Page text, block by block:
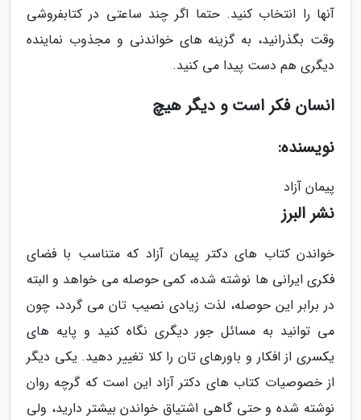
آنها را انتخاب کنید. حتما اگر چند ساعتی در کتابفروشی
وقت بگذرانید، به گزینه های خواندنی و مجذوب نماینده
دیگری هم دست پیدا می کنید.
انسان فکر است و دیگر هیچ
نویسنده:
پیمان آزاد
نشر البرز
خواندن کتاب های دکتر پیمان آزاد که متناسب با فضای
فکری ایرانی ها نوشته شده، کمی حوصله می خواهد و البته
در برابر این حوصله، لذت زیادی نصیب تان می گردد، چون
می توانید به مسائل جور دیگری نگاه کنید و پایه های
یکسری از افکار و باورهای تان را کلا تغییر دهید. یکی دیگر
از خصوصیات کتاب های دکتر آزاد این است که گرچه روان
نوشته شده و حتی گاهی اشتیاق خواندن بیشتر دارید، ولی